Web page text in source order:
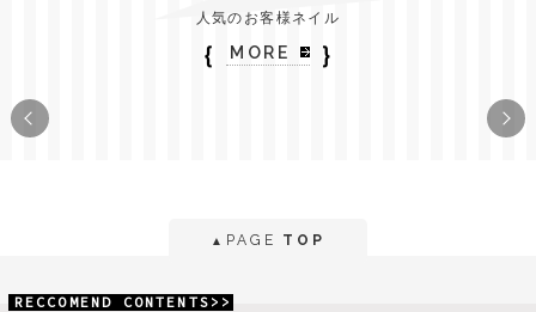
人気のお客様ネイル
｛ MORE ｝
▲ PAGE TOP
RECCOMEND CONTENTS>>